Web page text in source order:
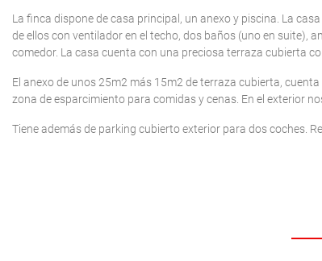
La finca dispone de casa principal, un anexo y piscina. La
de ellos con ventilador en el techo, dos baños (uno en suite),
comedor. La casa cuenta con una preciosa terraza cubierta
El anexo de unos 25m2 más 15m2 de terraza cubierta,
zona de esparcimiento para comidas y cenas. En el exterior
Tiene además de parking cubierto exterior para dos coches.